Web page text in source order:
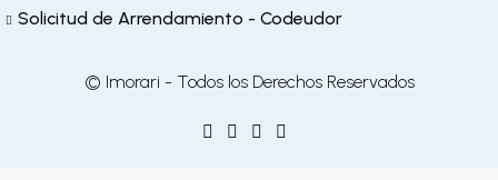
Solicitud de Arrendamiento - Codeudor
© Imorari - Todos los Derechos Reservados